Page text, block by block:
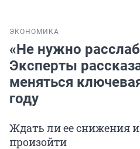
ЭКОНОМИКА
«Не нужно
Эксперты
меняться
году
Ждать ли ее снижения
произойти